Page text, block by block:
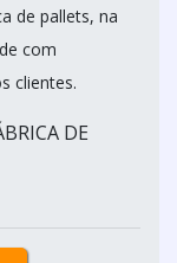
de pallets, na
com
clientes.
DE